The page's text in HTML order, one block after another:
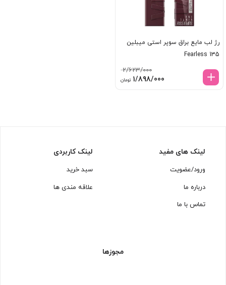
رژ لب مایع براق سوپر استی میبلین
135 Fearless
2/623/000
قیمت
1/898/000 تومانقیمت
لینک های مفید
ورود/عضویت
درباره ما
تماس با ما
لینک کاربردی
سبد خرید
علاقه مندی ها
مجوزها